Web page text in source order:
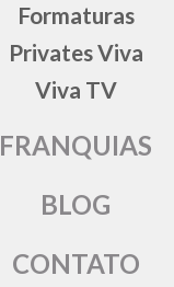
Formaturas
Privates Viva
Viva TV
FRANQUIAS
BLOG
CONTATO